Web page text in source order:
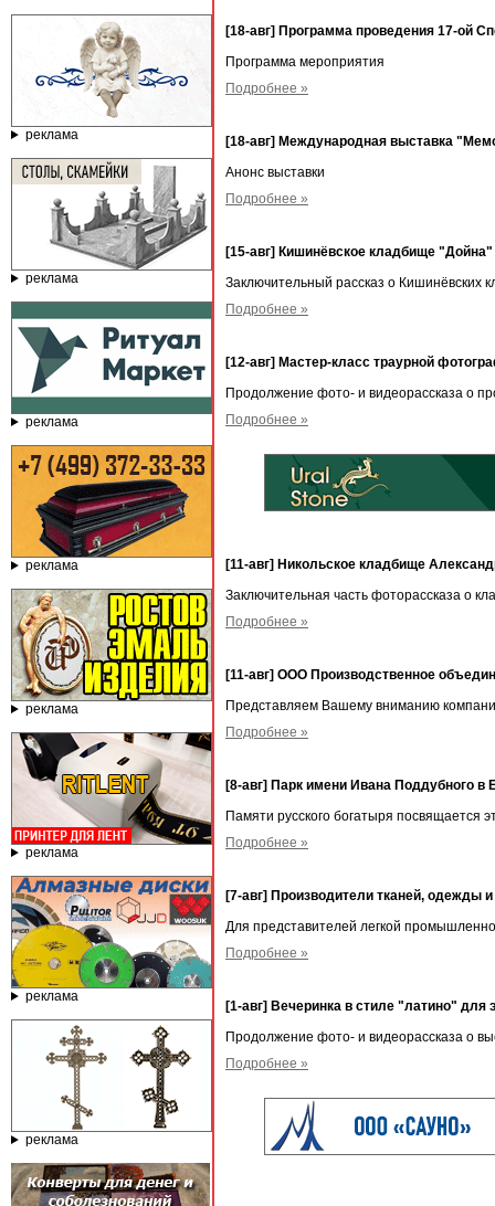
реклама
реклама
реклама
реклама
реклама
реклама
реклама
реклама
[18-авг] Программа проведения 17-ой
Программа мероприятия
Подробнее »
[18-авг] Международная выставка
Анонс выставки
Подробнее »
[15-авг] Кишинёвское кладбище "Дойна"
Заключительный рассказ о Кишинёвских
Подробнее »
[12-авг] Мастер-класс траурной
Продолжение фото- и видеорассказа о
Подробнее »
[11-авг] Никольское кладбище
Заключительная часть фоторассказа о
Подробнее »
[11-авг] ООО Производственное
Представляем Вашему вниманию
Подробнее »
[8-авг] Парк имени Ивана Поддубного в
Памяти русского богатыря посвящается
Подробнее »
[7-авг] Производители тканей, одежды
Для представителей легкой
Подробнее »
[1-авг] Вечеринка в стиле "латино" для
Продолжение фото- и видеорассказа о
Подробнее »